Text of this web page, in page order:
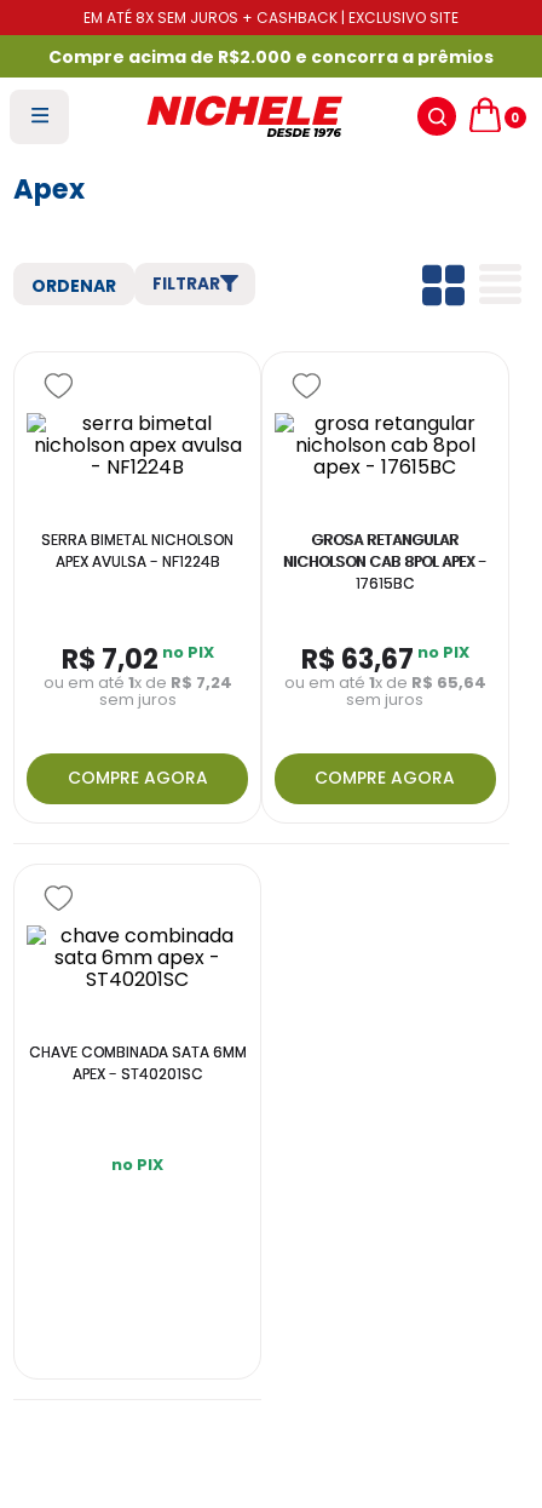
EM ATÉ 8X SEM JUROS + CASHBACK | EXCLUSIVO SITE
Compre acima de R$2.000 e concorra a prêmios
0
Apex
FILTRAR
SERRA BIMETAL NICHOLSON
APEX AVULSA - NF1224B
R$ 7,02 no PIX
ou em até 1x de R$ 7,24
sem juros
COMPRE AGORA
GROSA RETANGULAR
NICHOLSON CAB 8POL APEX -
17615BC
R$ 63,67 no PIX
ou em até 1x de R$ 65,64
sem juros
COMPRE AGORA
CHAVE COMBINADA SATA 6MM
APEX - ST40201SC
no PIX